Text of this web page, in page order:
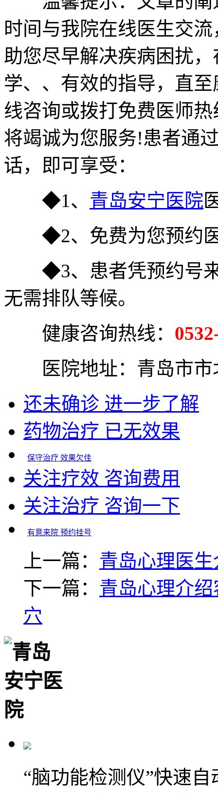
时间与我院在线医生交
助您尽早解决疾病困扰
学、、有效的指导，直
线咨询或拨打免费医师热
将竭诚为您服务!患者通
话，即可享受：
◆1、 青岛安宁医院
◆2、免费为您预约
◆3、患者凭预约号来
无需排队等候。
健康咨询热线：
医院地址：青岛市市
还未确诊 进一步了解
药物治疗 已无效果
保守治疗 效果欠佳
关注疗效 咨询费用
关注治疗 咨询一下
有意来院 预约挂号
上一篇： 青岛心理医
下一篇： 青岛心理介
穴
“脑功能检测仪”快速